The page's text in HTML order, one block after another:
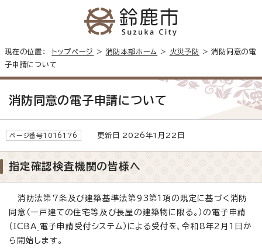
現在の位置： トップページ > 消防本部ホーム > 火災予防 > 消防同意の電
子申請について
消防同意の電子申請について
ページ番号1016176 更新日 2026年1月22日
指定確認検査機関の皆様へ
消防法第7条及び建築基準法第93第1項の規定に基づく消防
同意（一戸建ての住宅等及び長屋の建築物に限る。）の電子申請
（ICBA_電子申請受付システム）による受付を、令和8年2月1日か
ら開始します。